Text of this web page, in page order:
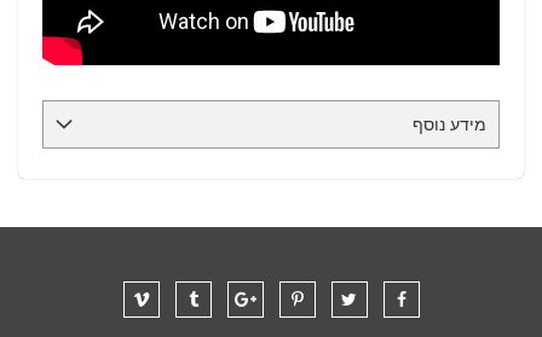
מידע נוסף